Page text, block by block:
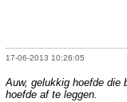
17-06-2013 10:26:05
Auw, gelukkig hoefde die
hoefde af te leggen.